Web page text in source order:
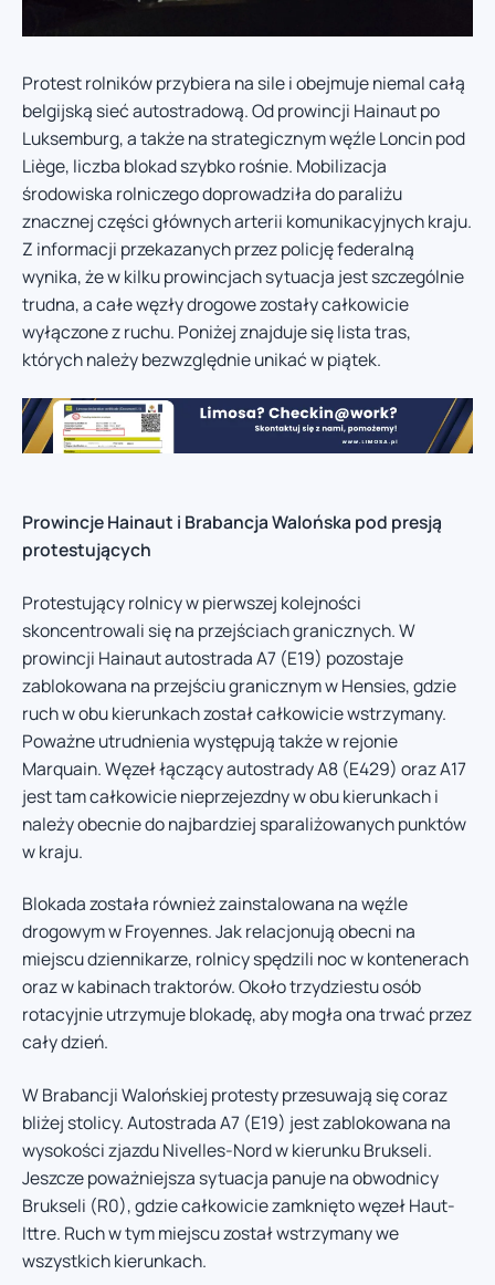
Protest rolników przybiera na sile i obejmuje niemal całą
belgijską sieć autostradową. Od prowincji Hainaut po
Luksemburg, a także na strategicznym węźle Loncin pod
Liège, liczba blokad szybko rośnie. Mobilizacja
środowiska rolniczego doprowadziła do paraliżu
znacznej części głównych arterii komunikacyjnych kraju.
Z informacji przekazanych przez policję federalną
wynika, że w kilku prowincjach sytuacja jest szczególnie
trudna, a całe węzły drogowe zostały całkowicie
wyłączone z ruchu. Poniżej znajduje się lista tras,
których należy bezwzględnie unikać w piątek.
Prowincje Hainaut i Brabancja Walońska pod presją
protestujących
Protestujący rolnicy w pierwszej kolejności
skoncentrowali się na przejściach granicznych. W
prowincji Hainaut autostrada A7 (E19) pozostaje
zablokowana na przejściu granicznym w Hensies, gdzie
ruch w obu kierunkach został całkowicie wstrzymany.
Poważne utrudnienia występują także w rejonie
Marquain. Węzeł łączący autostrady A8 (E429) oraz A17
jest tam całkowicie nieprzejezdny w obu kierunkach i
należy obecnie do najbardziej sparaliżowanych punktów
w kraju.
Blokada została również zainstalowana na węźle
drogowym w Froyennes. Jak relacjonują obecni na
miejscu dziennikarze, rolnicy spędzili noc w kontenerach
oraz w kabinach traktorów. Około trzydziestu osób
rotacyjnie utrzymuje blokadę, aby mogła ona trwać przez
cały dzień.
W Brabancji Walońskiej protesty przesuwają się coraz
bliżej stolicy. Autostrada A7 (E19) jest zablokowana na
wysokości zjazdu Nivelles-Nord w kierunku Brukseli.
Jeszcze poważniejsza sytuacja panuje na obwodnicy
Brukseli (R0), gdzie całkowicie zamknięto węzeł Haut-
Ittre. Ruch w tym miejscu został wstrzymany we
wszystkich kierunkach.